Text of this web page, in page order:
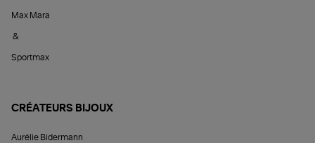
Max Mara
&
Sportmax
CRÉATEURS BIJOUX
Aurélie Bidermann